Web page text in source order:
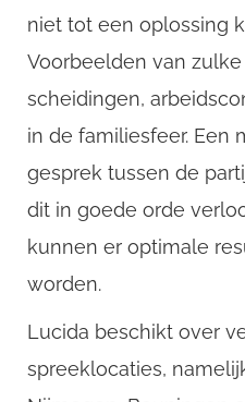
niet tot een oplossing
Voorbeelden van
scheidingen,
in de familiesfeer. Een
gesprek tussen de
dit in goede orde
kunnen er optimale
worden.
Lucida beschikt over
spreeklocaties,